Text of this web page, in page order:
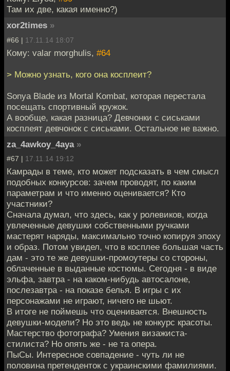
Там их две, какая именно?)
xor2times »
#66 | 17.11.14 18:07
Кому: valar morghulis, #64
> Можно узнать, кого она косплеит?
Sonya Blade из Mortal Kombat, которая перестала
посещать спортивный кружок.
А вообще, какая разница? Девчонки с сиськами
косплеят девчонок с сиськами. Остальное не важно.
za_4awkoy_4aya »
#67 | 17.11.14 19:12
Камрады в теме, кто может подсказать в чем смысл
подобных конкурсов: зачем проводят, по каким
параметрам и что именно оценивается? Кто
участники?
Сначала думал, что здесь, как у ролевиков, когда
увлеченные девушки собственными ручками
мастерят наряды, максимально точно копируя эпоху
и образ. Потом увидел, что в косплее большая часть
дам - это те же девушки-промоутеры со стороны,
облаченные в выданные костюмы. Сегодня - в виде
эльфа, завтра - на каком-нибудь автосалоне,
послезавтра - на показе белья. В игры с их
персонажами не играют, ничего не шьют.
В итоге не поймешь что оценивается. Внешность
девушки-модели? Но это ведь не конкурс красоты.
Мастерство фотографа? Умения визажиста-
стилиста? Но опять же - не та опера.
ПыСы. Интересное совпадение - чуть ли не
половина претенденток с украинскими фамилиями.